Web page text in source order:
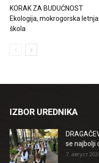
KORAK ZA BUDUĆNOST
Ekologija, mokrogorska letnja
škola
IZBOR UREDNIKA
se najbolji
7. август